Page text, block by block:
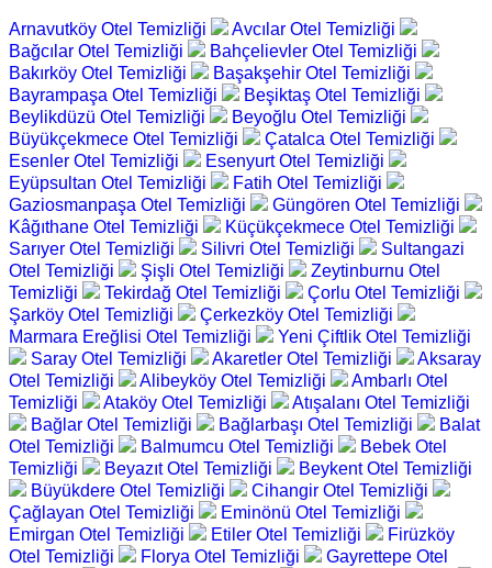
Arnavutköy Otel Temizliği
Avcılar Otel Temizliği
Bağcılar Otel Temizliği
Bahçelievler Otel Temizliği
Bakırköy Otel Temizliği
Başakşehir Otel Temizliği
Bayrampaşa Otel Temizliği
Beşiktaş Otel Temizliği
Beylikdüzü Otel Temizliği
Beyoğlu Otel Temizliği
Büyükçekmece Otel Temizliği
Çatalca Otel Temizliği
Esenler Otel Temizliği
Esenyurt Otel Temizliği
Eyüpsultan Otel Temizliği
Fatih Otel Temizliği
Gaziosmanpaşa Otel Temizliği
Güngören Otel Temizliği
Kâğıthane Otel Temizliği
Küçükçekmece Otel Temizliği
Sarıyer Otel Temizliği
Silivri Otel Temizliği
Sultangazi
Otel Temizliği
Şişli Otel Temizliği
Zeytinburnu Otel
Temizliği
Tekirdağ Otel Temizliği
Çorlu Otel Temizliği
Şarköy Otel Temizliği
Çerkezköy Otel Temizliği
Marmara Ereğlisi Otel Temizliği
Yeni Çiftlik Otel Temizliği
Saray Otel Temizliği
Akaretler Otel Temizliği
Aksaray
Otel Temizliği
Alibeyköy Otel Temizliği
Ambarlı Otel
Temizliği
Ataköy Otel Temizliği
Atışalanı Otel Temizliği
Bağlar Otel Temizliği
Bağlarbaşı Otel Temizliği
Balat
Otel Temizliği
Balmumcu Otel Temizliği
Bebek Otel
Temizliği
Beyazıt Otel Temizliği
Beykent Otel Temizliği
Büyükdere Otel Temizliği
Cihangir Otel Temizliği
Çağlayan Otel Temizliği
Eminönü Otel Temizliği
Emirgan Otel Temizliği
Etiler Otel Temizliği
Firüzköy
Otel Temizliği
Florya Otel Temizliği
Gayrettepe Otel